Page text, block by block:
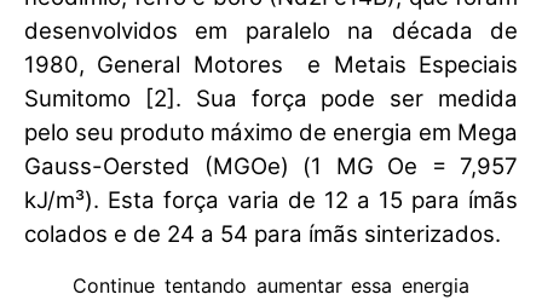
desenvolvidos em paralelo na década de
1980, General Motores e Metais Especiais
Sumitomo [2]. Sua força pode ser medida
pelo seu produto máximo de energia em Mega
Gauss-Oersted (MGOe) (1 MG Oe = 7,957
kJ/m³). Esta força varia de 12 a 15 para ímãs
colados e de 24 a 54 para ímãs sinterizados.
Continue tentando aumentar essa energia